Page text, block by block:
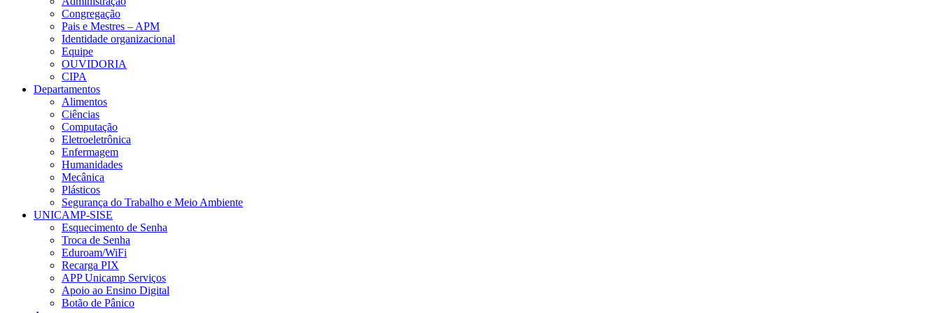
Congregação
Pais e Mestres – APM
Identidade organizacional
Equipe
OUVIDORIA
CIPA
Departamentos
Alimentos
Ciências
Computação
Eletroeletrônica
Enfermagem
Humanidades
Mecânica
Plásticos
Segurança do Trabalho e Meio Ambiente
UNICAMP-SISE
Esquecimento de Senha
Troca de Senha
Eduroam/WiFi
Recarga PIX
APP Unicamp Serviços
Apoio ao Ensino Digital
Botão de Pânico